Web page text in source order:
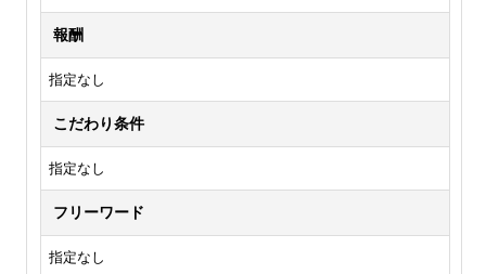
報酬
指定なし
こだわり条件
指定なし
フリーワード
指定なし